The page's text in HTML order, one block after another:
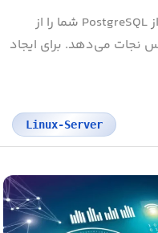
بکاپ گیری از PostgreSQL شما را از
نجات می‌دهد. برای ایجاد
Linux-Server